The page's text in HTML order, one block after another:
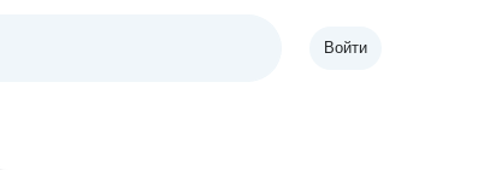
Войти